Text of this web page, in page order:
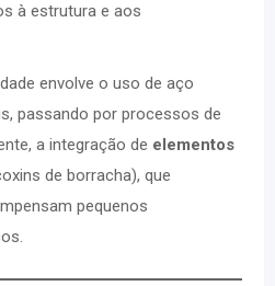
à estrutura e aos
envolve o uso de aço
passando por processos de
a integração de elementos
de borracha), que
pequenos